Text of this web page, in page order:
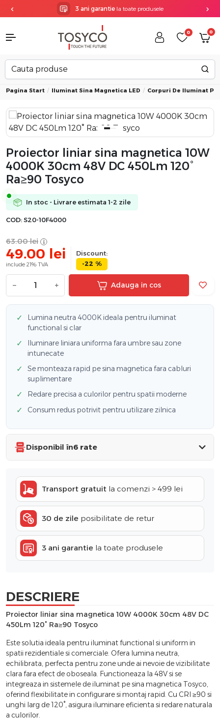
3 ani garantiela toate produsele
0 0
Pagina Start Iluminat Sina Magnetica LED Corpuri De Iluminat
Proiector liniar sina magnetica 10W
4000K 30cm 48V DC 450Lm 120°
Ra≥90 Tosyco
In stoc - Livrare estimata 1-2 zile
COD: S20-10F4000
63.00 lei
49.00 lei
include 21% TVA
Discount:
-22 %
− + Adauga in cos
✓
Lumina neutra 4000K ideala pentru iluminat
functional si clar
✓
Iluminare liniara uniforma fara umbre sau zone
intunecate
✓
Se monteaza rapid pe sina magnetica fara cabluri
suplimentare
✓ Redare precisa a culorilor pentru spatii moderne
✓ Consum redus potrivit pentru utilizare zilnica
Disponibil în6 rate
Transport gratuit la comenzi > 499 lei
30 de zile posibilitate de retur
3 ani garantie la toate produsele
DESCRIERE
Proiector liniar sina magnetica 10W 4000K 30cm 48V DC
450Lm 120° Ra≥90 Tosyco
Este solutia ideala pentru iluminat functional si uniform in
spatii rezidentiale si comerciale. Ofera lumina neutra,
echilibrata, perfecta pentru zone unde ai nevoie de vizibilitate
clara fara efect de oboseala. Functioneaza la 48V si se
integreaza in sistemele de iluminat pe sina magnetica Tosyco,
oferind flexibilitate in configurare si montaj rapid. Cu CRI ≥90 si
unghi larg de 120°, asigura iluminare eficienta si redare naturala
a culorilor.